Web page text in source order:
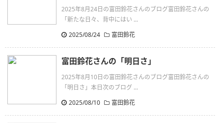
2025年8月24日の富田鈴花さんのブログ富田鈴花さんの
「新たな日々、背中にはい ...
2025/08/24
富田鈴花
富田鈴花さんの「明日さ」
2025年8月10日の富田鈴花さんのブログ富田鈴花さんの
「明日さ」本日次のブログ ...
2025/08/10
富田鈴花